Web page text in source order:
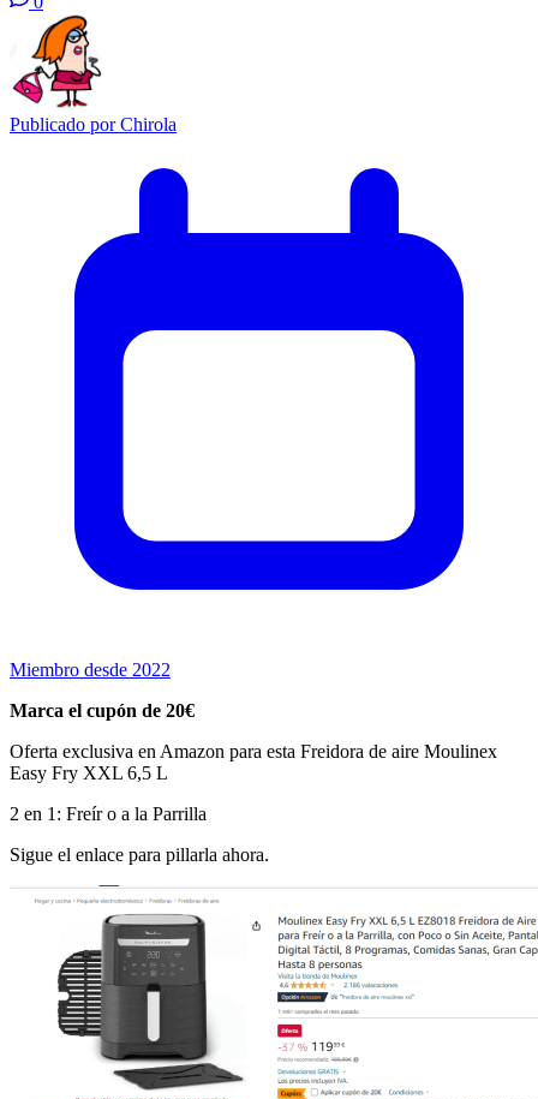
Publicado porChirola
Miembro desde 2022
Marca el cupón de 20€
Oferta exclusiva en Amazon para esta Freidora de aire Moulinex
Easy Fry XXL 6,5 L
2 en 1: Freír o a la Parrilla
Sigue el enlace para pillarla ahora.